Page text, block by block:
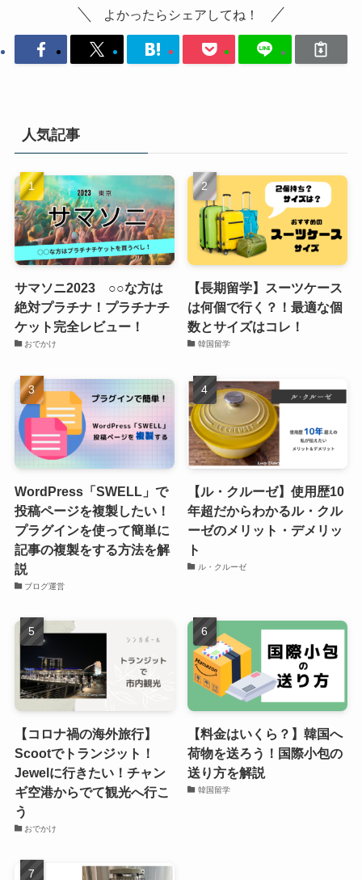
よかったらシェアしてね！
人気記事
サマソニ2023 ○○な方は
絶対プラチナ！プラチナチ
ケット完全レビュー！
おでかけ
【長期留学】スーツケース
は何個で行く？！最適な個
数とサイズはコレ！
韓国留学
WordPress「SWELL」で
投稿ページを複製したい！
プラグインを使って簡単に
記事の複製をする方法を解
説
ブログ運営
【ル・クルーゼ】使用歴10
年超だからわかるル・クル
ーゼのメリット・デメリッ
ト
ル・クルーゼ
【コロナ禍の海外旅行】
Scootでトランジット！
Jewelに行きたい！チャン
ギ空港からでて観光へ行こ
う
おでかけ
【料金はいくら？】韓国へ
荷物を送ろう！国際小包の
送り方を解説
韓国留学